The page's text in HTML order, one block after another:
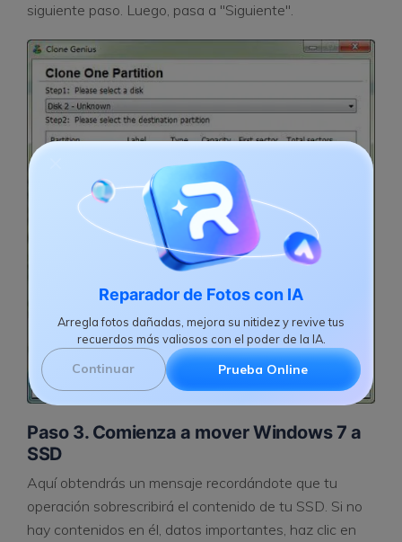
Reparador de Fotos con IA
Arregla fotos dañadas, mejora su nitidez y revive tus
recuerdos más valiosos con el poder de la IA.
Continuar Prueba Online
siguiente paso. Luego, pasa a "Siguiente".
Paso 3. Comienza a mover Windows 7 a
SSD
Aquí obtendrás un mensaje recordándote que tu
operación sobrescribirá el contenido de tu SSD. Si no
hay contenidos en él, datos importantes, haz clic en